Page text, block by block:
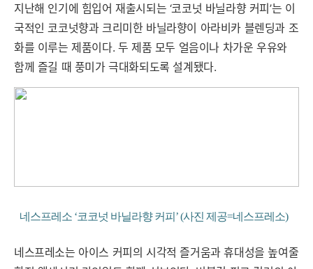
지난해 인기에 힘입어 재출시되는 ‘코코넛 바닐라향 커피’는 이
국적인 코코넛향과 크리미한 바닐라향이 아라비카 블렌딩과 조
화를 이루는 제품이다. 두 제품 모두 얼음이나 차가운 우유와
함께 즐길 때 풍미가 극대화되도록 설계됐다.
네스프레소 ‘코코넛 바닐라향 커피’ (사진 제공=네스프레소)
네스프레소는 아이스 커피의 시각적 즐거움과 휴대성을 높여줄